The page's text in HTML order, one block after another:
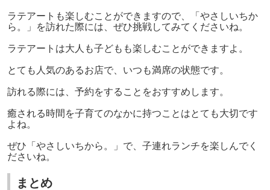
ラテアートも楽しむことができますので、「やさしいちか
ら。」を訪れた際には、ぜひ挑戦してみてくださいね。
ラテアートは大人も子どもも楽しむことができますよ。
とても人気のあるお店で、いつも満席の状態です。
訪れる際には、予約をすることをおすすめします。
癒される時間を子育てのなかに持つことはとても大切です
よね。
ぜひ「やさしいちから。」で、子連れランチを楽しんでく
ださいね。
まとめ